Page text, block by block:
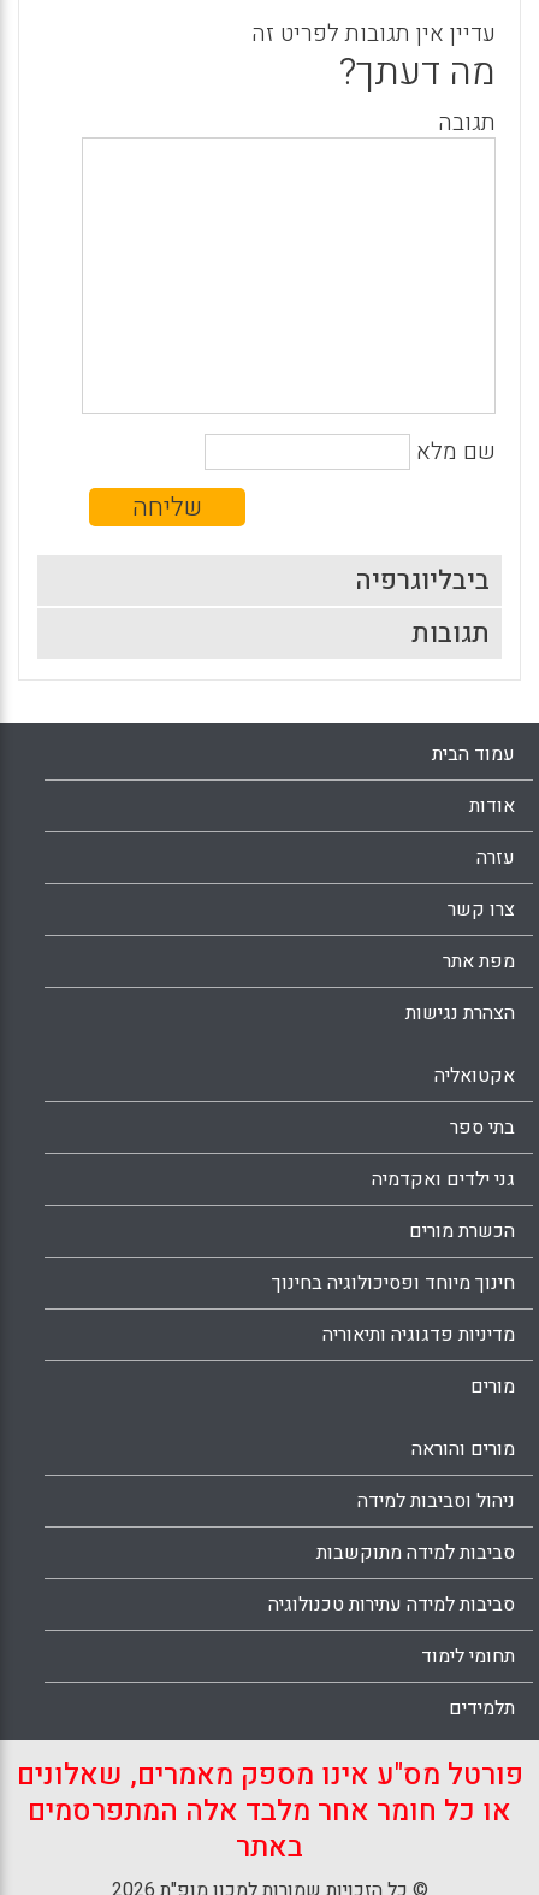
עדיין אין תגובות לפריט זה
מה דעתך?
תגובה
שם מלא
ביבליוגרפיה
תגובות
עמוד הבית
אודות
עזרה
צרו קשר
מפת אתר
הצהרת נגישות
אקטואליה
בתי ספר
גני ילדים ואקדמיה
הכשרת מורים
חינוך מיוחד ופסיכולוגיה בחינוך
מדיניות פדגוגיה ותיאוריה
מורים
מורים והוראה
ניהול וסביבות למידה
סביבות למידה מתוקשבות
סביבות למידה עתירות טכנולוגיה
תחומי לימוד
תלמידים
פורטל מס"ע אינו מספק מאמרים, שאלונים
או כל חומר אחר מלבד אלה המתפרסמים
באתר